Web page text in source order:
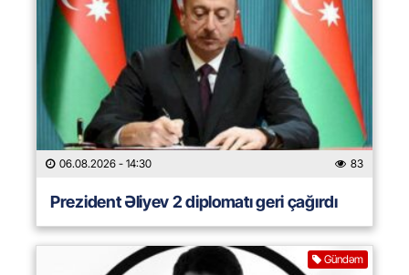
06.08.2026 - 14:30 83
Prezident Əliyev 2 diplomatı geri çağırdı
Gündəm